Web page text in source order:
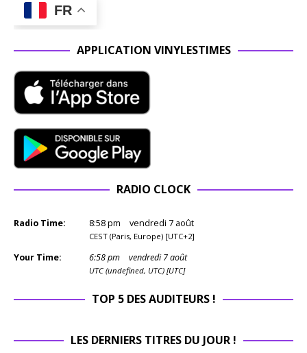
FR
APPLICATION VINYLESTIMES
RADIO CLOCK
Radio Time: 8:58pm vendredi 7 août
CEST (Paris, Europe) [UTC+2]
Your Time: 6:58pm vendredi 7 août
UTC (undefined, UTC) [UTC]
TOP 5 DES AUDITEURS !
LES DERNIERS TITRES DU JOUR !